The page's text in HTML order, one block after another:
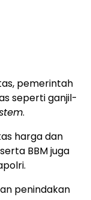
pemerintah
seperti ganjil-
.
harga dan
BBM juga
penindakan